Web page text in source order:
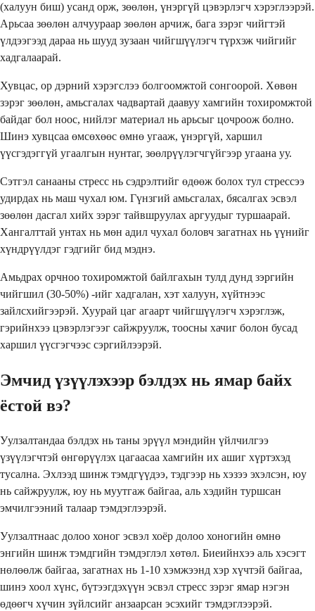
(халуун биш) усанд орж, зөөлөн, үнэргүй цэвэрлэгч хэрэглээрэй.
Арьсаа зөөлөн алчуураар зөөлөн арчиж, бага зэрэг чийгтэй
үлдээгээд дараа нь шууд зузаан чийгшүүлэгч түрхэж чийгийг
хадгалаарай.
Хувцас, ор дэрний хэрэгслээ болгоомжтой сонгоорой. Хөвөн
зэрэг зөөлөн, амьсгалах чадвартай даавуу хамгийн тохиромжтой
байдаг бол ноос, нийлэг материал нь арьсыг цочроож болно.
Шинэ хувцсаа өмсөхөөс өмнө угааж, үнэргүй, харшил
үүсгэдэггүй угаалгын нунтаг, зөөлрүүлэгчгүйгээр угаана уу.
Сэтгэл санааны стресс нь сэдрэлтийг өдөөж болох тул стрессээ
удирдах нь маш чухал юм. Гүнзгий амьсгалах, бясалгах эсвэл
зөөлөн дасгал хийх зэрэг тайвшруулах аргуудыг туршаарай.
Хангалттай унтах нь мөн адил чухал боловч загатнах нь үүнийг
хүндрүүлдэг гэдгийг бид мэднэ.
Амьдрах орчноо тохиромжтой байлгахын тулд дунд зэргийн
чийгшил (30-50%) -ийг хадгалан, хэт халуун, хүйтнээс
зайлсхийгээрэй. Хуурай цаг агаарт чийгшүүлэгч хэрэглэж,
гэрийнхээ цэвэрлэгээг сайжруулж, тоосны хачиг болон бусад
харшил үүсгэгчээс сэргийлээрэй.
Эмчид үзүүлэхээр бэлдэх нь ямар байх
ёстой вэ?
Уулзалтандаа бэлдэх нь таны эрүүл мэндийн үйлчилгээ
үзүүлэгчтэй өнгөрүүлэх цагаасаа хамгийн их ашиг хүртэхэд
тусална. Эхлээд шинж тэмдгүүдээ, тэдгээр нь хэзээ эхэлсэн, юу
нь сайжруулж, юу нь муутгаж байгаа, аль хэдийн туршсан
эмчилгээний талаар тэмдэглээрэй.
Уулзалтнаас долоо хоног эсвэл хоёр долоо хоногийн өмнө
энгийн шинж тэмдгийн тэмдэглэл хөтөл. Биеийнхээ аль хэсэгт
нөлөөлж байгаа, загатнах нь 1-10 хэмжээнд хэр хүчтэй байгаа,
шинэ хоол хүнс, бүтээгдэхүүн эсвэл стресс зэрэг ямар нэгэн
өдөөгч хүчин зүйлсийг анзаарсан эсэхийг тэмдэглээрэй.